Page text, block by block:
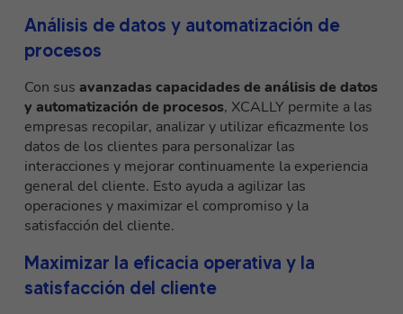
Análisis de datos y automatización de
procesos
Con sus avanzadas capacidades de análisis de datos
y automatización de procesos, XCALLY permite a las
empresas recopilar, analizar y utilizar eficazmente los
datos de los clientes para personalizar las
interacciones y mejorar continuamente la experiencia
general del cliente. Esto ayuda a agilizar las
operaciones y maximizar el compromiso y la
satisfacción del cliente.
Maximizar la eficacia operativa y la
satisfacción del cliente